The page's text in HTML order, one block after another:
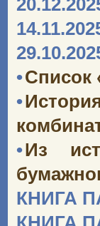
•Список
•
•Из
КНИГА